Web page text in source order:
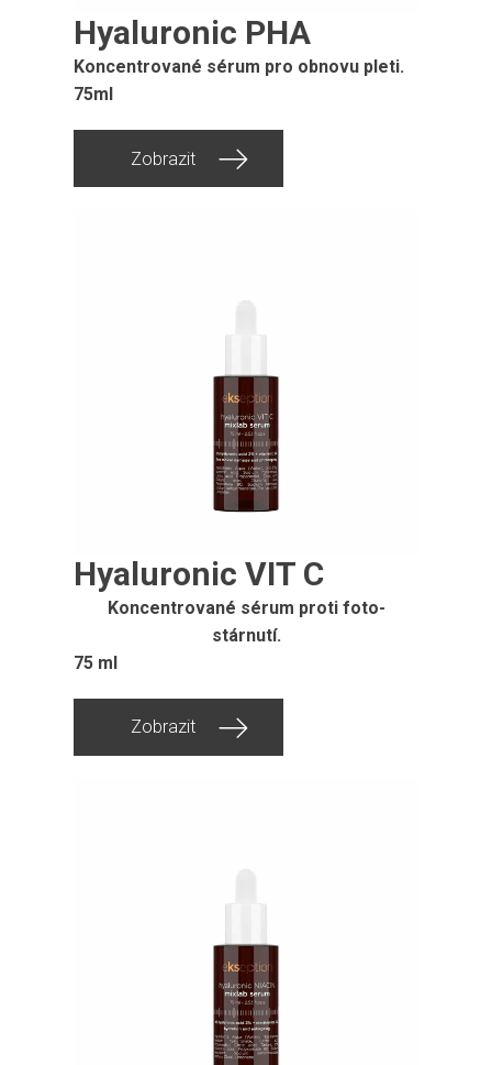
Hyaluronic PHA
Koncentrované sérum pro obnovu pleti.
75ml
Zobrazit
Hyaluronic VIT C
Koncentrované sérum proti foto-
stárnutí.
75 ml
Zobrazit